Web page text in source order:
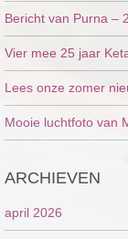
Bericht van Purna –
Vier mee 25 jaar
Lees onze zomer
Mooie luchtfoto van
ARCHIEVEN
april 2026